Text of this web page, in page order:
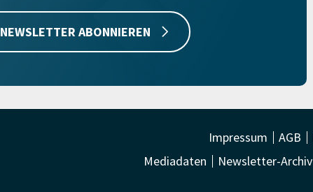
ABONNIEREN
Impressum AGB
Mediadaten
Newsletter-Archiv